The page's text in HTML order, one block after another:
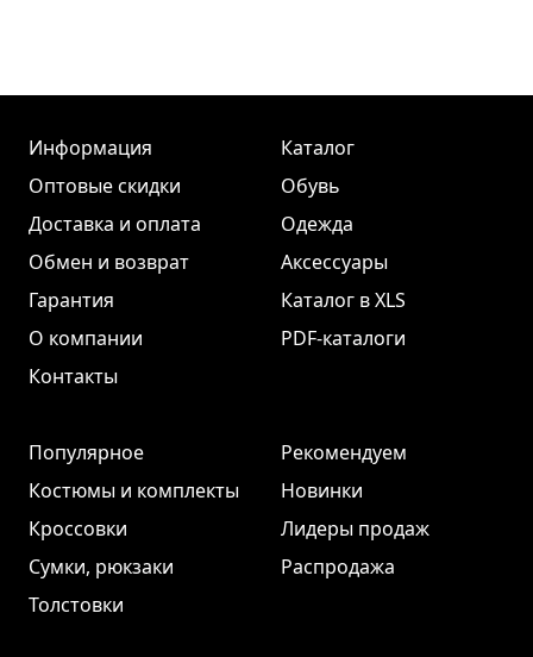
Информация
Оптовые скидки
Доставка и оплата
Обмен и возврат
Гарантия
О компании
Контакты
Каталог
Обувь
Одежда
Аксессуары
Каталог в XLS
PDF-каталоги
Популярное
Костюмы и комплекты
Кроссовки
Сумки, рюкзаки
Толстовки
Рекомендуем
Новинки
Лидеры продаж
Распродажа